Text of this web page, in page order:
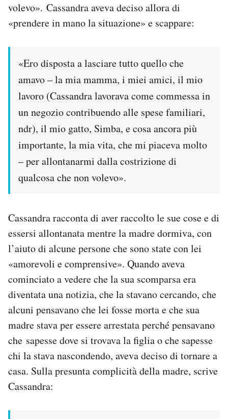
volevo». Cassandra aveva deciso allora di
«prendere in mano la situazione» e scappare:
«Ero disposta a lasciare tutto quello che
amavo – la mia mamma, i miei amici, il mio
lavoro (Cassandra lavorava come commessa in
un negozio contribuendo alle spese familiari,
ndr), il mio gatto, Simba, e cosa ancora più
importante, la mia vita, che mi piaceva molto
– per allontanarmi dalla costrizione di
qualcosa che non volevo».
Cassandra racconta di aver raccolto le sue cose e di
essersi allontanata mentre la madre dormiva, con
l’aiuto di alcune persone che sono state con lei
«amorevoli e comprensive». Quando aveva
cominciato a vedere che la sua scomparsa era
diventata una notizia, che la stavano cercando, che
alcuni pensavano che lei fosse morta e che sua
madre stava per essere arrestata perché pensavano
che sapesse dove si trovava la figlia o che sapesse
chi la stava nascondendo, aveva deciso di tornare a
casa. Sulla presunta complicità della madre, scrive
Cassandra: